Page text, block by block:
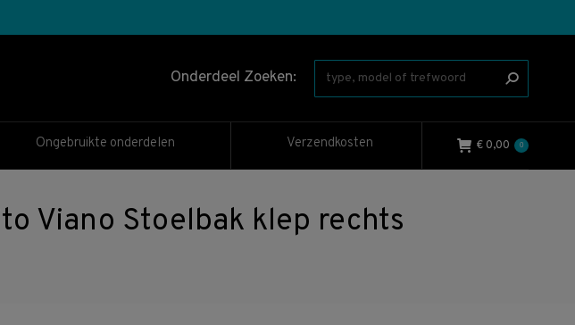
Onderdeel Zoeken:
Ongebruikte onderdelen Verzendkosten € 0,00 0
Viano Stoelbak klep rechts